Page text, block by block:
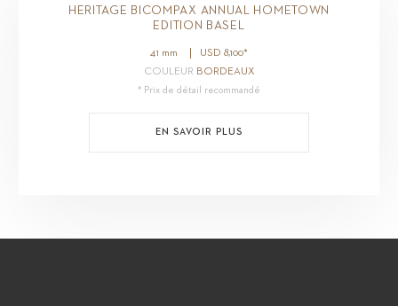
HERITAGE BICOMPAX ANNUAL HOMETOWN
EDITION BASEL
41 mm USD 8,100*
COULEUR BORDEAUX
* Prix de détail recommandé
EN SAVOIR PLUS